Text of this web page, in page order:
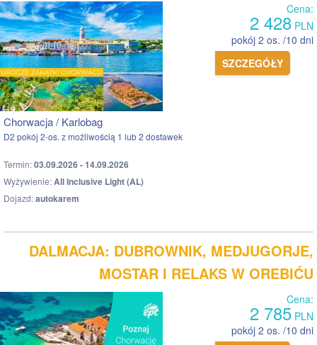
Cena:
2 428 PLN
pokój 2 os. /10 dni
SZCZEGÓŁY
Chorwacja / Karlobag
D2 pokój 2-os. z możliwością 1 lub 2 dostawek
Termin:03.09.2026 - 14.09.2026
Wyżywienie:All Inclusive Light (AL)
Dojazd:autokarem
DALMACJA: DUBROWNIK, MEDJUGORJE,
MOSTAR I RELAKS W OREBIĆU
Cena:
2 785 PLN
pokój 2 os. /10 dni